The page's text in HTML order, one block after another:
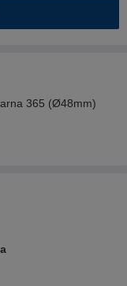
365 (Ø48mm)